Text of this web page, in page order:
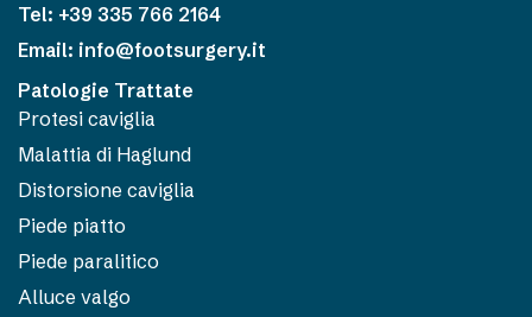
Tel: +39 335 766 2164
Email: info@footsurgery.it
Patologie Trattate
Protesi caviglia
Malattia di Haglund
Distorsione caviglia
Piede piatto
Piede paralitico
Alluce valgo